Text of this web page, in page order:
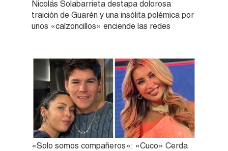
Nicolás Solabarrieta destapa dolorosa
traición de Guarén y una insólita polémica por
unos «calzoncillos» enciende las redes
«Solo somos compañeros»: «Cuco» Cerda